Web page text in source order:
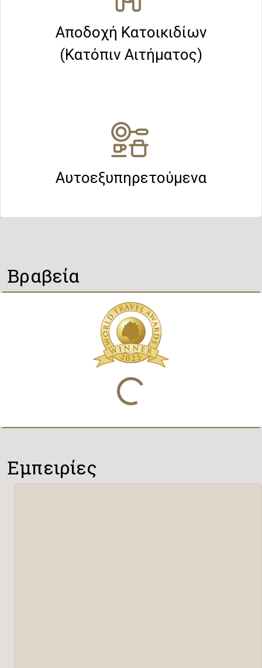
Αποδοχή Κατοικιδίων
(Κατόπιν Αιτήματος)
Αυτοεξυπηρετούμενα
Βραβεία
Φόρτωση...
Εμπειρίες